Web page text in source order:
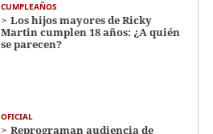
CUMPLEAÑOS
Los hijos mayores de Ricky
Martin cumplen 18 años: ¿A quién
se parecen?
OFICIAL
Reprograman audiencia de